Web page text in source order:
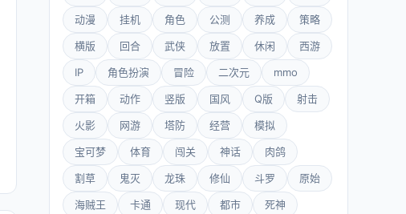
动漫 挂机 角色 公测 养成 策略
横版 回合 武侠 放置 休闲 西游
IP 角色扮演 冒险 二次元 mmo
开箱 动作 竖版 国风 Q版 射击
火影 网游 塔防 经营 模拟
宝可梦 体育 闯关 神话 肉鸽
割草 鬼灭 龙珠 修仙 斗罗 原始
海贼王 卡通 现代 都市 死神